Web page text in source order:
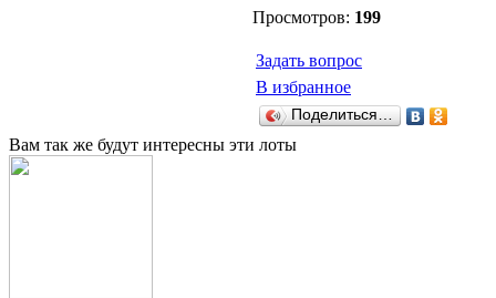
Просмотров: 199
Задать вопрос
В избранное
Поделиться…
Вам так же будут интересны эти лоты